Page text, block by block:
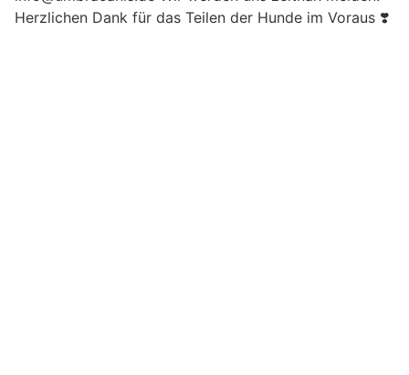
Herzlichen Dank für das Teilen der Hunde im Voraus ❣️